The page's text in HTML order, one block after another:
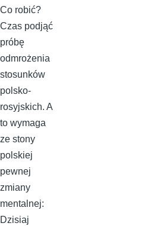
Co robić?
Czas podjąć
próbę
odmrożenia
stosunków
polsko-
rosyjskich. A
to wymaga
ze stony
polskiej
pewnej
zmiany
mentalnej:
Dzisiaj